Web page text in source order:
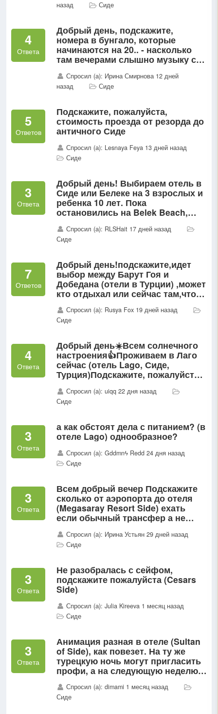
назад
Сиде
4
Ответа
Добрый день, подскажите,
номера в бунгало, которые
начинаются на 20.. - насколько
там вечерами слышно музыку с
открытым балконом реально?
Спросил (а): Ирина Смирнова 12 дней
назад
Сиде
5
Ответов
Подскажите, пожалуйста,
стоимость проезда от резорда до
античного Сиде
Спросил (а): Lesnaya Feya 13 дней назад
Сиде
3
Ответа
Добрый день! Выбираем отель в
Сиде или Белеке на 3 взрослых и
ребенка 10 лет. Пока
остановились на Belek Beach,
Какой лучше на сегодняшний
день ?
Спросил (а): RLSHait 17 дней назад
Сиде
7
Ответов
Добрый день!подскажите,идет
выбор между Барут Гоя и
Добедана (отели в Турции) ,может
кто отдыхал или сейчас там,что
Спросил (а): Rusya Fox 19 дней назад
Сиде
4
Ответа
Добрый день☀️Всем солнечного
настроения👍Проживаем в Лаго
сейчас (отель Lago, Сиде,
Турция)Подскажите, пожалуйста,
хорошей цене?
Спросил (а): uiqq 22 дня назад
Сиде
3
Ответа
а как обстоят дела с питанием? (в
отеле Lago) однообразное?
Спросил (а): Gddmnϟ Redd 24 дня назад
Сиде
3
Ответа
Всем добрый вечер Подскажите
сколько от аэропорта до отеля
(Megasaray Resort Side) ехать
если обычный трансфер а не
Спросил (а): Ирина Устьян 29 дней назад
Сиде
3
Ответа
Не разобралась с сейфом,
подскажите пожалуйста (Cesars
Side)
Спросил (а): Julia Kireeva 1 месяц назад
Сиде
3
Ответа
Анимация разная в отеле (Sultan
of Side), как повезет. На ту же
турецкую ночь могут пригласить
профи, а на следующую неделю
Спросил (а): dimami 1 месяц назад
Сиде